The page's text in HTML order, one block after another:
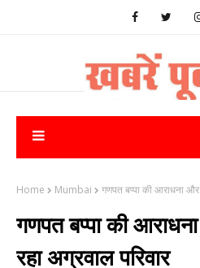
Home Mumbai गणपत बप्पा की आराधना और
गणपत बप्पा की
रहा अग्रवाल परिवार